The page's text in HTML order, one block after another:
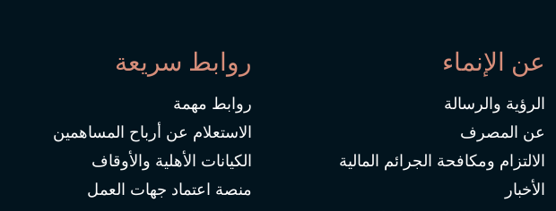
عن الإنماء
الرؤية والرسالة
عن المصرف
الالتزام ومكافحة الجرائم المالية
الأخبار
روابط سريعة
روابط مهمة
الاستعلام عن أرباح المساهمين
الكيانات الأهلية والأوقاف
منصة اعتماد جهات العمل